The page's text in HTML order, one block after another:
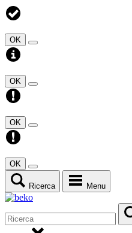
OK
OK
OK
OK
Ricerca Menu